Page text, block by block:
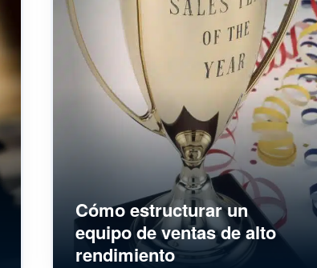
Cómo estructurar un
equipo de ventas de alto
rendimiento